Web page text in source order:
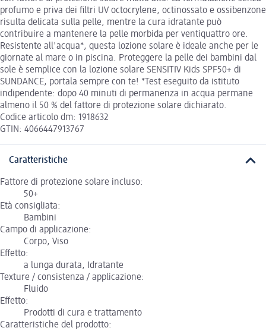
profumo e priva dei filtri UV octocrylene, octinossato e ossibenzone
risulta delicata sulla pelle, mentre la cura idratante può
contribuire a mantenere la pelle morbida per ventiquattro ore.
Resistente all'acqua*, questa lozione solare è ideale anche per le
giornate al mare o in piscina. Proteggere la pelle dei bambini dal
sole è semplice con la lozione solare SENSITIV Kids SPF50+ di
SUNDANCE, portala sempre con te! *Test eseguito da istituto
indipendente: dopo 40 minuti di permanenza in acqua permane
almeno il 50 % del fattore di protezione solare dichiarato.
Codice articolo dm: 1918632
GTIN: 4066447913767
Caratteristiche
Fattore di protezione solare incluso:
50+
Età consigliata:
Bambini
Campo di applicazione:
Corpo, Viso
Effetto:
a lunga durata, Idratante
Texture / consistenza / applicazione:
Fluido
Effetto:
Prodotti di cura e trattamento
Caratteristiche del prodotto: